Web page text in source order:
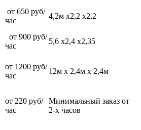
от 650 руб/
час
4,2м х2,2 х2,2
от 900 руб/
час
5,6 х2,4 х2,35
от 1200 руб/
час
12м х 2,4м х 2,4м
от 220 руб/
час
Минимальный заказ от
2-х часов